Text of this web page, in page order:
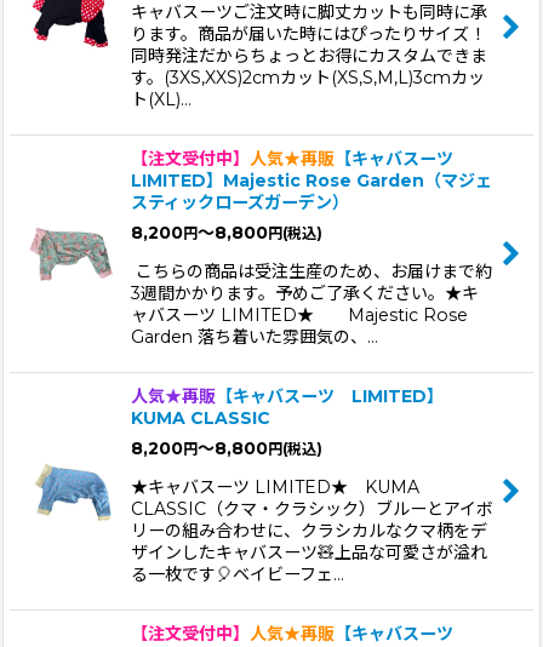
キャバスーツご注文時に脚丈カットも同時に承
ります。商品が届いた時にはぴったりサイズ！
同時発注だからちょっとお得にカスタムできま
す。(3XS,XXS)2cmカット(XS,S,M,L)3cmカッ
ト(XL)…
【注文受付中】 人気★再販 【キャバスーツ
LIMITED】Majestic Rose Garden（マジェ
スティックローズガーデン）
8,200円～8,800円 (税込)
こちらの商品は受注生産のため、お届けまで約
3週間かかります。予めご了承ください。★キ
ャバスーツ LIMITED★ Majestic Rose
Garden 落ち着いた雰囲気の、…
人気★再販 【キャバスーツ LIMITED】
KUMA CLASSIC
8,200円～8,800円 (税込)
★キャバスーツ LIMITED★ KUMA
CLASSIC（クマ・クラシック）ブルーとアイボ
リーの組み合わせに、クラシカルなクマ柄をデ
ザインしたキャバスーツ🧸上品な可愛さが溢れ
る一枚です🎈ベイビーフェ…
【注文受付中】 人気★再販 【キャバスーツ